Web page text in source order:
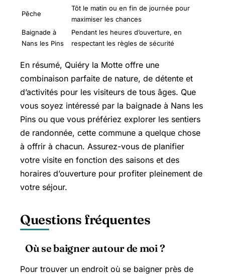
Pêche
Tôt le matin ou en fin de journée pour
maximiser les chances
Baignade à
Nans les Pins
Pendant les heures d’ouverture, en
respectant les règles de sécurité
En résumé, Quiéry la Motte offre une
combinaison parfaite de nature, de détente et
d’activités pour les visiteurs de tous âges. Que
vous soyez intéressé par la baignade à Nans les
Pins ou que vous préfériez explorer les sentiers
de randonnée, cette commune a quelque chose
à offrir à chacun. Assurez-vous de planifier
votre visite en fonction des saisons et des
horaires d’ouverture pour profiter pleinement de
votre séjour.
Questions fréquentes
Où se baigner autour de moi ?
Pour trouver un endroit où se baigner près de